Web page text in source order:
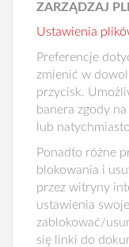
ZARZĄDZAJ
Ustawienia
Preferencje
zmienić w
przycisk.
banera zgody
lub
Ponadto różne
blokowania i
przez witryny
ustawienia
zablokować/
się linki do